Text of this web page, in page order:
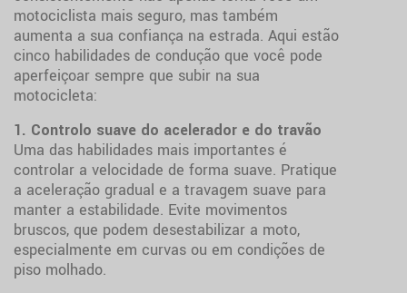
motociclista mais seguro, mas também
aumenta a sua confiança na estrada. Aqui estão
cinco habilidades de condução que você pode
aperfeiçoar sempre que subir na sua
motocicleta:
1. Controlo suave do acelerador e do travão
Uma das habilidades mais importantes é
controlar a velocidade de forma suave. Pratique
a aceleração gradual e a travagem suave para
manter a estabilidade. Evite movimentos
bruscos, que podem desestabilizar a moto,
especialmente em curvas ou em condições de
piso molhado.